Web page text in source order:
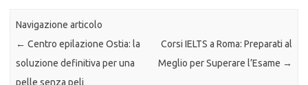
Navigazione articolo
← Centro epilazione Ostia: la
soluzione definitiva per una
pelle senza peli
Corsi IELTS a Roma: Preparati al
Meglio per Superare l’Esame →